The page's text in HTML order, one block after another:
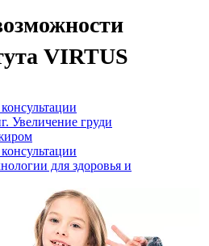
VIRTUS
Увеличение груди
для здоровья и